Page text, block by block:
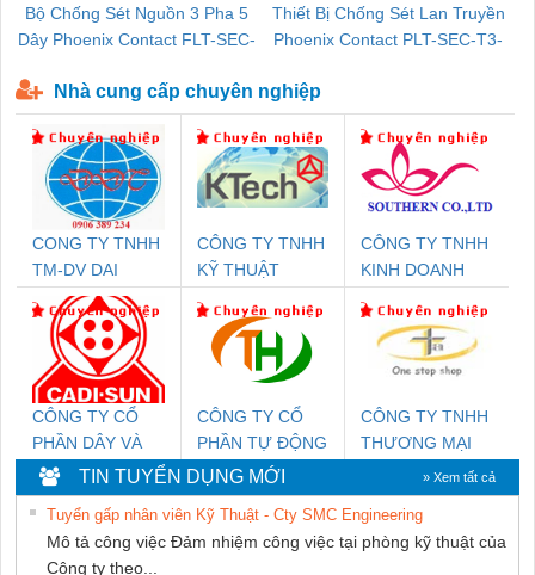
Bộ Chống Sét Nguồn 3 Pha 5
Dây Phoenix Contact FLT-SEC-
Thiết Bị Chống Sét Lan Truyền
Phoenix Contact PLT-SEC-T3-
Nhà cung cấp chuyên nghiệp
CONG TY TNHH
TM-DV DAI
DONG THANH
CÔNG TY TNHH
KỸ THUẬT
NAM
CÔNG TY TNHH
KINH DOANH
PHƯƠNG NAM
CÔNG TY CỔ
PHẦN DÂY VÀ
CÁP ĐIỆN
THƯỢNG ĐÌNH
CÔNG TY CỔ
PHẦN TỰ ĐỘNG
TIẾN HƯNG
CÔNG TY TNHH
THƯƠNG MẠI
THIÊN ÂN VIỆT
NAM
TIN TUYỂN DỤNG MỚI » Xem tất cả
Tuyển gấp nhân viên Kỹ Thuật - Cty SMC Engineering
Mô tả công việc Đảm nhiệm công việc tại phòng kỹ thuật của
Công ty theo...